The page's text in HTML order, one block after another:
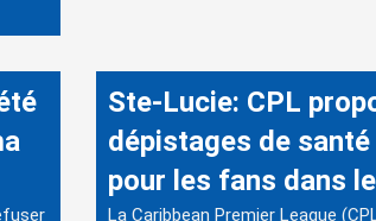
Ste-Lucie: CPL
dépistages de
pour les fans dans
La Caribbean Premier League